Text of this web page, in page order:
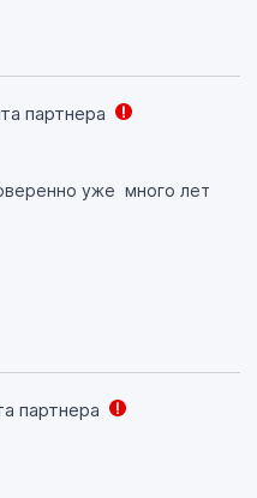
партнера
уже много лет
партнера